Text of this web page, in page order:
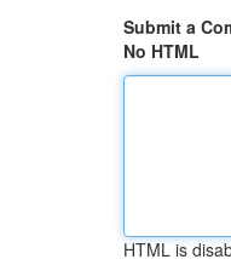
Submit a
No HTML
HTML is